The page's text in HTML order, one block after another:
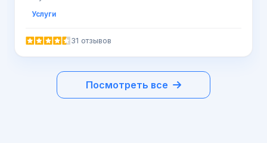
Услуги
31 отзывов
Посмотреть все